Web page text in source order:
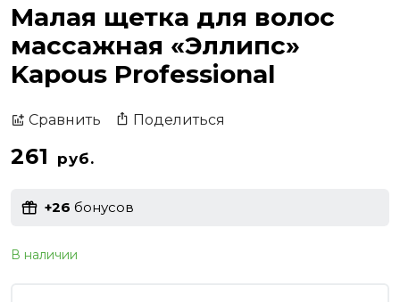
Малая щетка для волос
массажная «Эллипс»
Kapous Professional
Сравнить Поделиться
261 руб.
+26 бонусов
В наличии